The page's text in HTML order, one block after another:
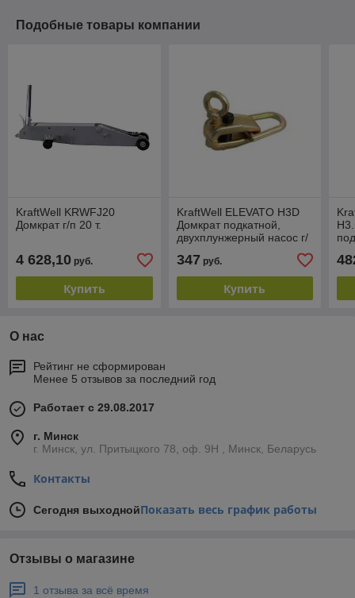
Подобные товары компании
KraftWell KRWFJ20
Домкрат г/п 20 т.
4 628,10 руб.
Купить
KraftWell ELEVATO H3D
Домкрат подкатной,
двухплунжерный насос г/
347 руб.
Купить
О нас
Рейтинг не сформирован
Менее 5 отзывов за последний год
Работает с 29.08.2017
г. Минск
г. Минск, ул. Притыцкого 78, оф. 9Н , Минск, Беларусь
Контакты
Сегодня выходнойПоказать весь график работы
Отзывы о магазине
1 отзыва за всё время